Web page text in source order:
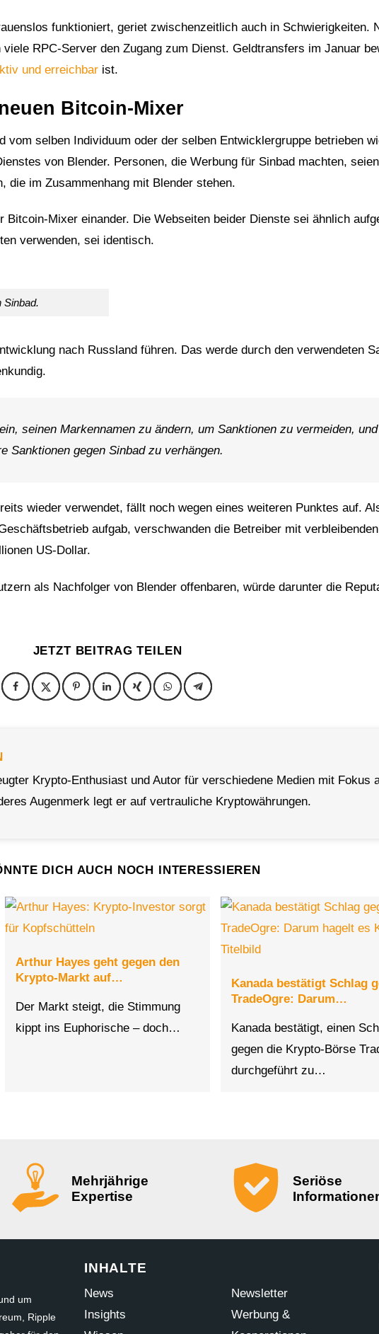
funktioniert, geriet zwischenzeitlich auch in Schwierigkeiten.
RPC-Server den Zugang zum Dienst. Geldtransfers im Januar
und erreichbar ist.
Bitcoin-Mixer
vom selben Individuum oder der selben Entwicklergruppe betrieben
von Blender. Personen, die Werbung für Sinbad machten, seien
die im Zusammenhang mit Blender stehen.
Bitcoin-Mixer einander. Die Webseiten beider Dienste sei ähnlich
verwenden, sei identisch.
Sinbad.
nach Russland führen. Das werde durch den verwendeten
seinen Markennamen zu ändern, um Sanktionen zu vermeiden,
Sanktionen gegen Sinbad zu verhängen.
wieder verwendet, fällt noch wegen eines weiteren Punktes auf.
aufgab, verschwanden die Betreiber mit verbleibenden
US-Dollar.
als Nachfolger von Blender offenbaren, würde darunter die
JETZT BEITRAG TEILEN
Krypto-Enthusiast und Autor für verschiedene Medien mit Fokus
Augenmerk legt er auf vertrauliche Kryptowährungen.
DICH AUCH NOCH INTERESSIEREN
Arthur Hayes geht gegen den
Krypto-Markt auf…
Der Markt steigt, die Stimmung
kippt ins Euphorische – doch…
Kanada bestätigt Schlag
TradeOgre: Darum…
Kanada bestätigt, einen
gegen die Krypto-Börse
durchgeführt zu…
Mehrjährige
Expertise
Seriöse
um
Ripple
INHALTE
News
Insights
Newsletter
Werbung &